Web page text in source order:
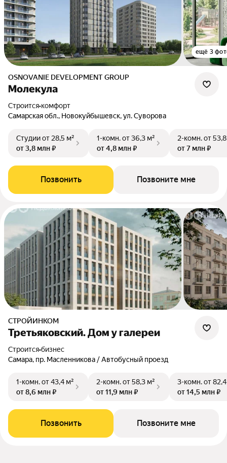
ещё 3
OSNOVANIE DEVELOPMENT GROUP
Молекула
Строится•комфорт
Самарская обл., Новокуйбышевск, ул. Суворова
Студииот 28,5 м²
от 3,8 млн ₽
1-комн.от 36,3 м²
от 4,8 млн ₽
2-комн.от
от 7 млн ₽
Позвонить Позвоните мне
СТРОЙИНКОМ
Третьяковский. Дом у галереи
Строится•бизнес
Самара, пр. Масленникова / Автобусный проезд
1-комн.от 43,4 м²
от 8,6 млн ₽
2-комн.от 58,3 м²
от 11,9 млн ₽
3-комн.от
от 14,5 млн ₽
Позвонить Позвоните мне